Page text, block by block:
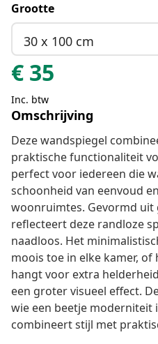
Grootte
30 x 100 cm
€ 35
Inc. btw
Omschrijving
Deze wandspiegel
praktische functionaliteit
perfect voor iedereen die
schoonheid van eenvoud
woonruimtes. Gevormd uit
reflecteert deze randloze
naadloos. Het
moois toe in elke kamer,
hangt voor extra
een groter visueel effect.
wie een beetje moderniteit
combineert stijl met